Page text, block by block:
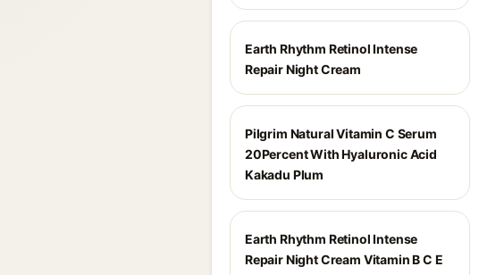
Earth Rhythm Retinol Intense
Repair Night Cream
Pilgrim Natural Vitamin C Serum
20Percent With Hyaluronic Acid
Kakadu Plum
Earth Rhythm Retinol Intense
Repair Night Cream Vitamin B C E